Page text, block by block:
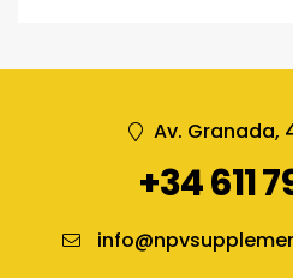
Av. Granada,
+34 611